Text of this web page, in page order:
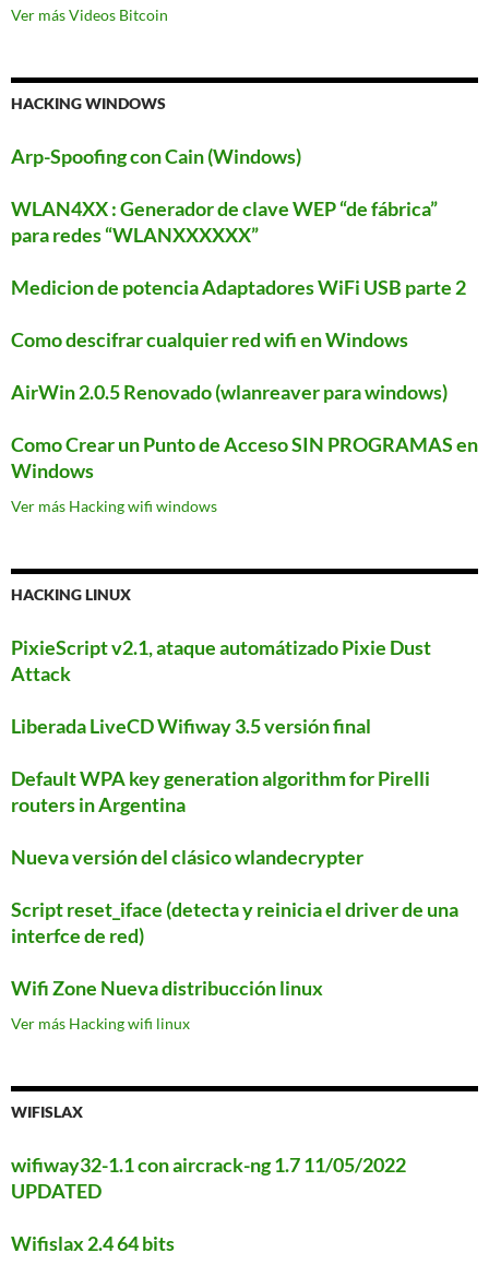
Ver más Videos Bitcoin
HACKING WINDOWS
Arp-Spoofing con Cain (Windows)
WLAN4XX : Generador de clave WEP “de fábrica”
para redes “WLANXXXXXX”
Medicion de potencia Adaptadores WiFi USB parte 2
Como descifrar cualquier red wifi en Windows
AirWin 2.0.5 Renovado (wlanreaver para windows)
Como Crear un Punto de Acceso SIN PROGRAMAS en
Windows
Ver más Hacking wifi windows
HACKING LINUX
PixieScript v2.1, ataque automátizado Pixie Dust
Attack
Liberada LiveCD Wifiway 3.5 versión final
Default WPA key generation algorithm for Pirelli
routers in Argentina
Nueva versión del clásico wlandecrypter
Script reset_iface (detecta y reinicia el driver de una
interfce de red)
Wifi Zone Nueva distribucción linux
Ver más Hacking wifi linux
WIFISLAX
wifiway32-1.1 con aircrack-ng 1.7 11/05/2022
UPDATED
Wifislax 2.4 64 bits